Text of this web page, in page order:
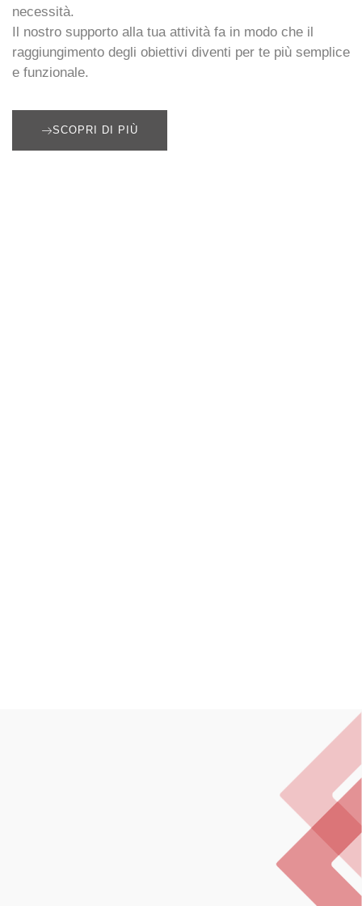
necessità.
Il nostro supporto alla tua attività fa in modo che il
raggiungimento degli obiettivi diventi per te più semplice
e funzionale.
SCOPRI DI PIÙ